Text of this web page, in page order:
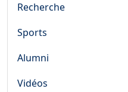
Recherche
Sports
Alumni
Vidéos